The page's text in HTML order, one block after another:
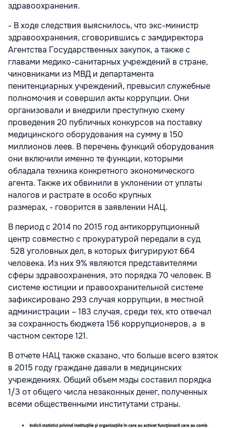
здравоохранения.
- В ходе следствия выяснилось, что экс-министр
здравоохранения, сговорившись с замдиректора
Агентства Государственных закупок, а также с
главами медико-санитарных учреждений в стране,
чиновниками из МВД и департамента
пенитенциарных учреждений, превысил служебные
полномочия и совершил акты коррупции. Они
организовали и внедрили преступную схему
проведения 20 публичных конкурсов на поставку
медицинского оборудования на сумму в 150
миллионов леев. В перечень функций оборудования
они включили именно те функции, которыми
обладала техника конкретного экономического
агента. Также их обвинили в уклонении от уплаты
налогов и растрате в особо крупных
размерах, - говорится в заявлении НАЦ.
В период с 2014 по 2015 год антикоррупционный
центр совместно с прокуратурой передали в суд
528 уголовных дел, в которых фигурируют 664
человека. Из них 9% являются представителями
сферы здравоохранения, это порядка 70 человек. В
системе юстиции и правоохранительной системе
зафиксировано 293 случая коррупции, в местной
администрации – 183 случая, среди тех, кто отвечал
за сохранность бюджета 156 коррупционеров, а в
частном секторе 121.
В отчете НАЦ также сказано, что больше всего взяток
в 2015 году граждане давали в медицинских
учреждениях. Общий объем мзды составил порядка
1/3 от общего числа незаконных денег, полученных
всеми общественными институтами страны.